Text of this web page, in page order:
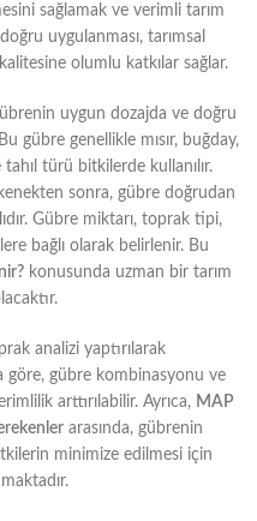
sağlamak ve verimli tarım
uygulanması, tarımsal
olumlu katkılar sağlar.
uygun dozajda ve doğru
gübre genellikle mısır, buğday,
türü bitkilerde kullanılır.
sonra, gübre doğrudan
Gübre miktarı, toprak tipi,
bağlı olarak belirlenir. Bu
konusunda uzman bir tarım
analizi yaptırılarak
göre, gübre kombinasyonu ve
arttırılabilir. Ayrıca, MAP
arasında, gübrenin
minimize edilmesi için